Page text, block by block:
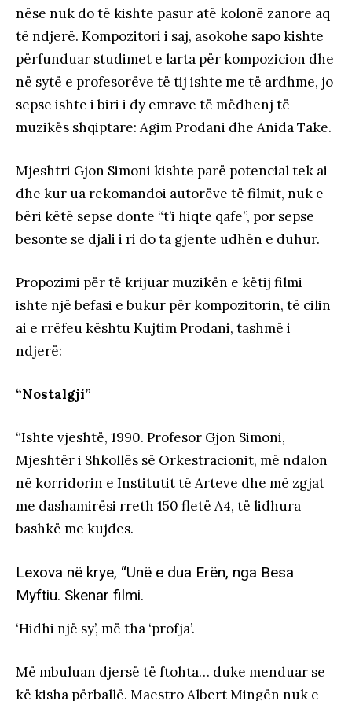
nëse nuk do të kishte pasur atë kolonë zanore aq
të ndjerë. Kompozitori i saj, asokohe sapo kishte
përfunduar studimet e larta për kompozicion dhe
në sytë e profesorëve të tij ishte me të ardhme, jo
sepse ishte i biri i dy emrave të mëdhenj të
muzikës shqiptare: Agim Prodani dhe Anida Take.
Mjeshtri Gjon Simoni kishte parë potencial tek ai
dhe kur ua rekomandoi autorëve të filmit, nuk e
bëri këtë sepse donte “t’i hiqte qafe”, por sepse
besonte se djali i ri do ta gjente udhën e duhur.
Propozimi për të krijuar muzikën e këtij filmi
ishte një befasi e bukur për kompozitorin, të cilin
ai e rrëfeu kështu Kujtim Prodani, tashmë i
ndjerë:
“Nostalgji”
“Ishte vjeshtë, 1990. Profesor Gjon Simoni,
Mjeshtër i Shkollës së Orkestracionit, më ndalon
në korridorin e Institutit të Arteve dhe më zgjat
me dashamirësi rreth 150 fletë A4, të lidhura
bashkë me kujdes.
Lexova në krye, “Unë e dua Erën, nga Besa
Myftiu. Skenar filmi.
‘Hidhi një sy’, më tha ‘profja’.
Më mbuluan djersë të ftohta… duke menduar se
kë kisha përballë. Maestro Albert Mingën nuk e